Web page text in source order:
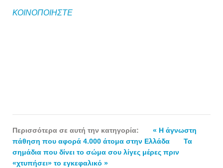
ΚΟΙΝΟΠΟΙΗΣΤΕ
Περισσότερα σε αυτή την κατηγορία:
« Η άγνωστη
πάθηση που αφορά 4.000 άτομα στην Ελλάδα
Τα
σημάδια που δίνει το σώμα σου λίγες μέρες πριν
«χτυπήσει» το εγκεφαλικό »